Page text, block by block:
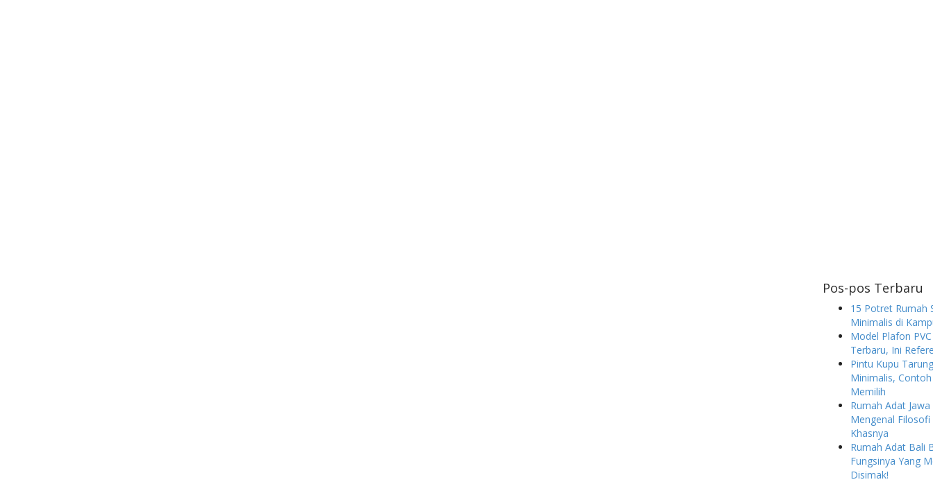
Pos-pos Terbaru
15 Potret Rumah
Minimalis di
Model Plafon
Terbaru, Ini
Pintu Kupu
Minimalis,
Memilih
Rumah Adat
Mengenal Filosofi
Khasnya
Rumah Adat Bali
Fungsinya Yang
Disimak!